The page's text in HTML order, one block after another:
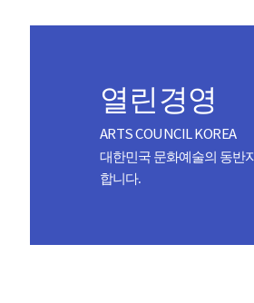
열린경영
ARTS COUNCIL KOREA
대한민국 문화예술의 동반
합니다.